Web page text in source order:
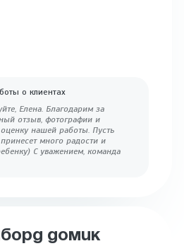
о клиентах
Елена. Благодарим за
отзыв, фотографии и
нашей работы. Пусть
много радости и
С уважением, команда
ДОМИК